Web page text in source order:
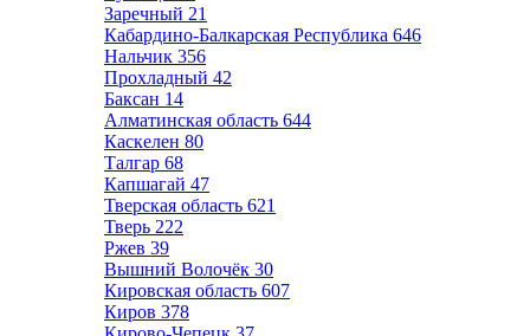
Заречный 21
Кабардино-Балкарская Республика 646
Нальчик 356
Прохладный 42
Баксан 14
Алматинская область 644
Каскелен 80
Талгар 68
Капшагай 47
Тверская область 621
Тверь 222
Ржев 39
Вышний Волочёк 30
Кировская область 607
Киров 378